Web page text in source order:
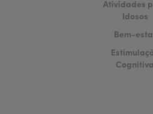
Atividades
Idosos
Bem-
Cognitiva